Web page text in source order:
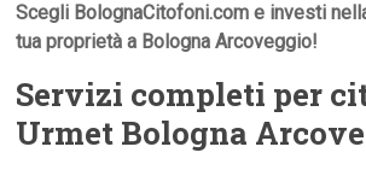
Scegli BolognaCitofoni.com e investi
tua proprietà a Bologna Arcoveggio!
Servizi completi per
Urmet Bologna